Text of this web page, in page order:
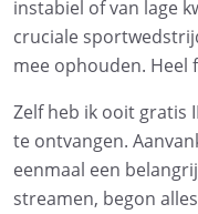
instabiel of van lage
cruciale
mee ophouden. Heel
Zelf heb ik ooit gratis
te ontvangen.
eenmaal een
streamen, begon